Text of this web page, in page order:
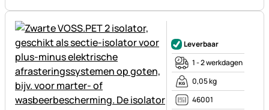
Leverbaar
1 - 2 werkdagen
0,05 kg
46001